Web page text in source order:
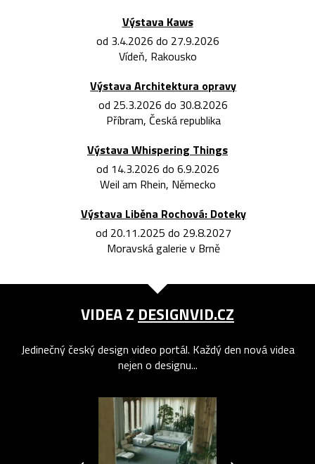
Výstava Kaws
od 3.4.2026 do 27.9.2026
Vídeň, Rakousko
Výstava Architektura opravy
od 25.3.2026 do 30.8.2026
Příbram, Česká republika
Výstava Whispering Things
od 14.3.2026 do 6.9.2026
Weil am Rhein, Německo
Výstava Liběna Rochová: Doteky
od 20.11.2025 do 29.8.2027
Moravská galerie v Brně
VIDEA Z DESIGNVID.CZ
Jedinečný český design video portál. Každý den nová videa
nejen o designu...